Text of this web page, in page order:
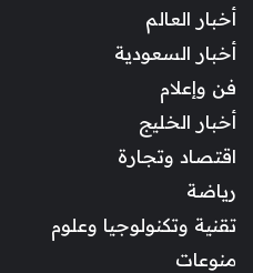
أخبار العالم
أخبار السعودية
فن وإعلام
أخبار الخليج
اقتصاد وتجارة
رياضة
تقنية وتكنولوجيا وعلوم
منوعات